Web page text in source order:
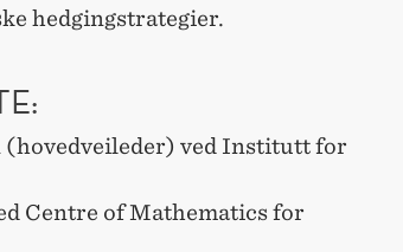
hedgingstrategier.
(hovedveileder) ved Institutt for
Centre of Mathematics for